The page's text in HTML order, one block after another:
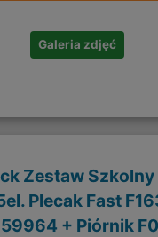
Galeria zdjęć
Zestaw Szkolny
Plecak Fast
+ Piórnik